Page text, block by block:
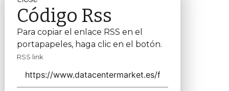
Código Rss
Para copiar el enlace RSS en el
portapapeles, haga clic en el botón.
RSS link